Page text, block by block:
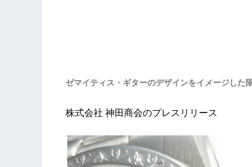
ゼマイティス・ギターのデザインをイメージした
株式会社 神田商会のプレスリリース